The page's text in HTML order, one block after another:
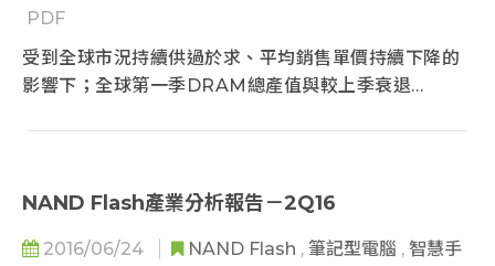
PDF
受到全球市況持續供過於求、平均銷售單價持續下降的
影響下；全球第一季DRAM總產值與較上季衰退
NAND Flash產業分析報告－2Q16
2016/06/24 NAND Flash , 筆記型電腦 , 智慧手